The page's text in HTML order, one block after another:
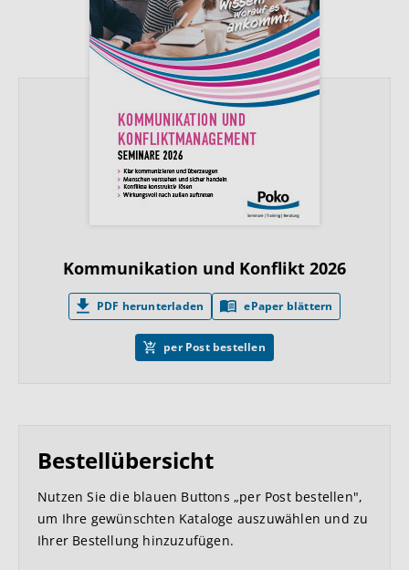
Kommunikation und Konflikt 2026
PDF herunterladen ePaper blättern
per Post bestellen
Bestellübersicht
Nutzen Sie die blauen Buttons „per Post bestellen",
um Ihre gewünschten Kataloge auszuwählen und zu
Ihrer Bestellung hinzuzufügen.